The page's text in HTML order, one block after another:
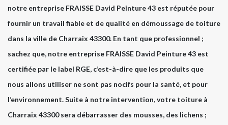
notre entreprise FRAISSE David Peinture 43 est réputée pour
fournir un travail fiable et de qualité en démoussage de toiture
dans la ville de Charraix 43300. En tant que professionnel ;
sachez que, notre entreprise FRAISSE David Peinture 43 est
certifiée par le label RGE, c’est-à-dire que les produits que
nous allons utiliser ne sont pas nocifs pour la santé, et pour
l’environnement. Suite à notre intervention, votre toiture à
Charraix 43300 sera débarrasser des mousses, des lichens ;